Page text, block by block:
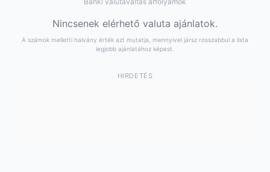
Nincsenek elérhető valuta ajánlatok.
A számok melletti halvány érték azt mutatja, mennyivel jársz rosszabbul a lista
legjobb ajánlatához képest.
HIRDETÉS